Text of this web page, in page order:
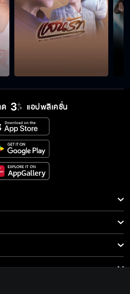
ะทำให้ คุณนายเหมย มันแค้นจนกระอักเลือด
มอิจฉามันทำให้คนหน้ามืดตามัวทำอะไรก็ได้
มาผลักให้ฉันเป็นสาเหตุทำให้พี่น้องต้องผิดใจ
สามพี่น้องคอยปกป้องกันเสมอ
ดถึงลูกทุกวัน แต่อั๊วต้องตัดใจ
แอปพลิเคชั่น